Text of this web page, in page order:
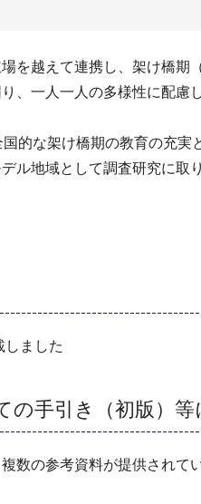
を越えて連携し、架け橋
、一人一人の多様性に配慮
的な架け橋期の教育の充実
ル地域として調査研究に取
ました
の手引き（初版）等
数の参考資料が提供され